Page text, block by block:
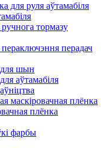
для руля аўтамабіля
тормазу
перадач
шын
аўтамабіля
маскіровачная плёнка
плёнка
фарбы